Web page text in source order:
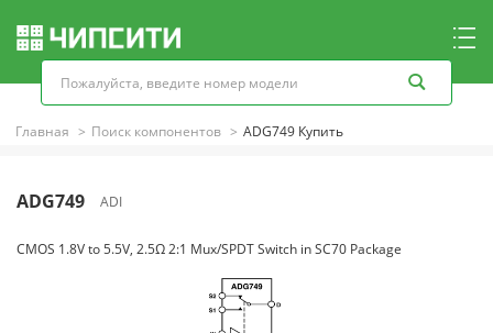
Главная Поиск компонентов ADG749 Купить
ADG749 ADI
CMOS 1.8V to 5.5V, 2.5Ω 2:1 Mux/SPDT Switch in SC70 Package